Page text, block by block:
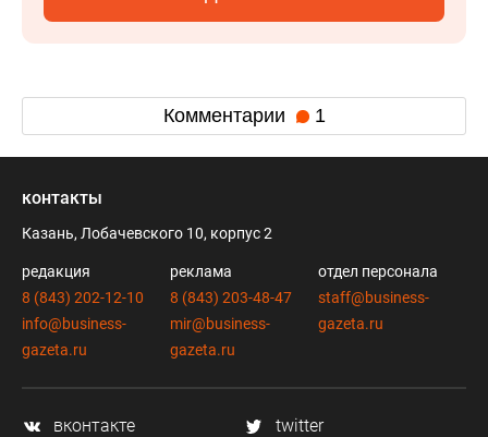
Комментарии 1
контакты
Казань, Лобачевского 10, корпус 2
редакция
8 (843) 202-12-10
info@business-
gazeta.ru
реклама
8 (843) 203-48-47
mir@business-
gazeta.ru
отдел персонала
staff@business-
gazeta.ru
вконтакте
twitter